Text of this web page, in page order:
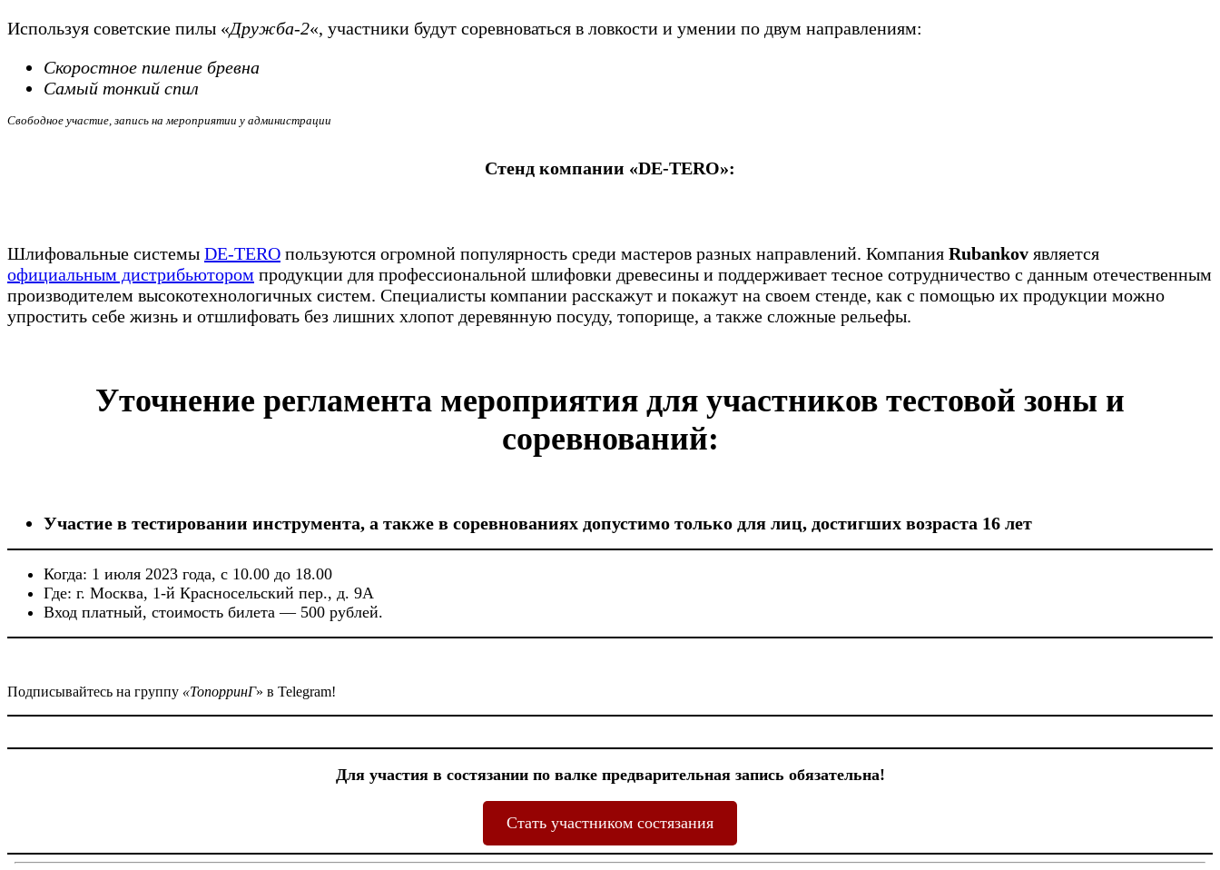
Используя советские пилы «Дружба-2«, участники будут соревноваться в ловкости и умении по двум направлениям:
Скоростное пиление бревна
Самый тонкий спил
Свободное участие, запись на мероприятии у администрации
Стенд компании «DE-TERO»:
Шлифовальные системы DE-TERO пользуются огромной популярность среди мастеров разных направлений. Компания Rubankov является
официальным дистрибьютором продукции для профессиональной шлифовки древесины и поддерживает тесное сотрудничество с данным отечественным
производителем высокотехнологичных систем. Специалисты компании расскажут и покажут на своем стенде, как с помощью их продукции можно
упростить себе жизнь и отшлифовать без лишних хлопот деревянную посуду, топорище, а также сложные рельефы.
Уточнение регламента мероприятия для участников тестовой зоны и
соревнований:
Участие в тестировании инструмента, а также в соревнованиях допустимо только для лиц, достигших возраста 16 лет
Когда: 1 июля 2023 года, с 10.00 до 18.00
Где: г. Москва, 1-й Красносельский пер., д. 9А
Вход платный, стоимость билета — 500 рублей.
Подписывайтесь на группу «ТопорринГ» в Telegram!
Для участия в состязании по валке предварительная запись обязательна!
Стать участником состязания